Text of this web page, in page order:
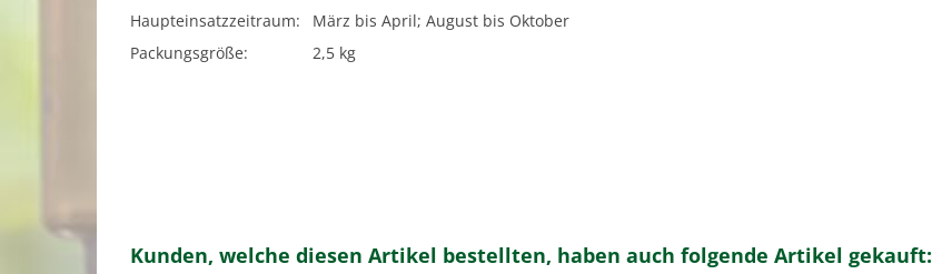
Haupteinsatzzeitraum:
März bis April; August bis Oktober
Packungsgröße:
2,5 kg
Kunden, welche diesen Artikel bestellten, haben auch folgende Artikel gekauft: